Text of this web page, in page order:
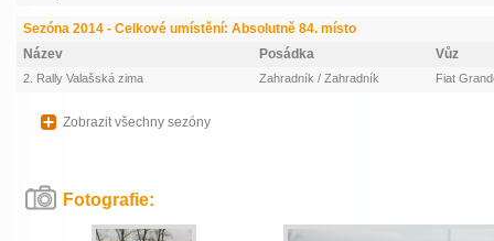
Sezóna 2014 - Celkové umístění: Absolutně 84. místo
Název
Posádka Vůz
2. Rally Valašská zima Zahradník / Zahradník Fiat
Zobrazit všechny sezóny
Fotografie: